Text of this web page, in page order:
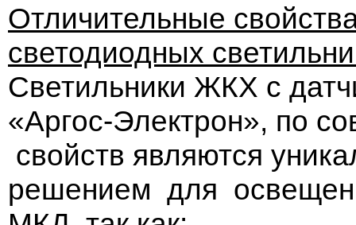
Отличительные
светодиодных
Светильники ЖКХ с
«Аргос-Электрон», по
свойств являются
решением для